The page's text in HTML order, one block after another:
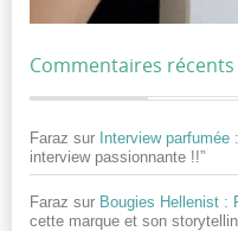
Commentaires récents
Faraz sur Interview parfumée
interview passionnante !!”
Faraz sur Bougies Hellenist :
cette marque et son